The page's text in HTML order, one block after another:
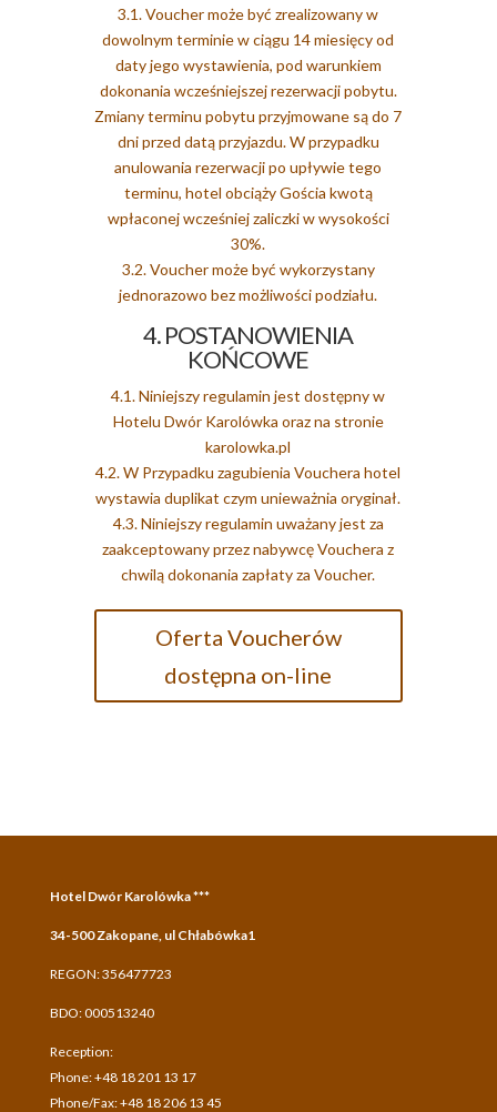
3.1. Voucher może być zrealizowany w
dowolnym terminie w ciągu 14 miesięcy od
daty jego wystawienia, pod warunkiem
dokonania wcześniejszej rezerwacji pobytu.
Zmiany terminu pobytu przyjmowane są do 7
dni przed datą przyjazdu. W przypadku
anulowania rezerwacji po upływie tego
terminu, hotel obciąży Gościa kwotą
wpłaconej wcześniej zaliczki w wysokości
30%.
3.2. Voucher może być wykorzystany
jednorazowo bez możliwości podziału.
4. POSTANOWIENIA
KOŃCOWE
4.1. Niniejszy regulamin jest dostępny w
Hotelu Dwór Karolówka oraz na stronie
karolowka.pl
4.2. W Przypadku zagubienia Vouchera hotel
wystawia duplikat czym unieważnia oryginał.
4.3. Niniejszy regulamin uważany jest za
zaakceptowany przez nabywcę Vouchera z
chwilą dokonania zapłaty za Voucher.
Oferta Voucherów
dostępna on-line
Hotel Dwór Karolówka ***
34-500 Zakopane, ul Chłabówka1
REGON: 356477723
BDO: 000513240
Reception:
Phone: +48 18 201 13 17
Phone/Fax: +48 18 206 13 45